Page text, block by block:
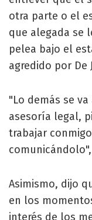
otra parte o el
que alegada se
pelea bajo el
agredido por De
"Lo demás se
asesoría legal,
trabajar
Asimismo, dijo
en los
interés de los